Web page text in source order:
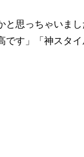
思っちゃいま
です」「神スタ